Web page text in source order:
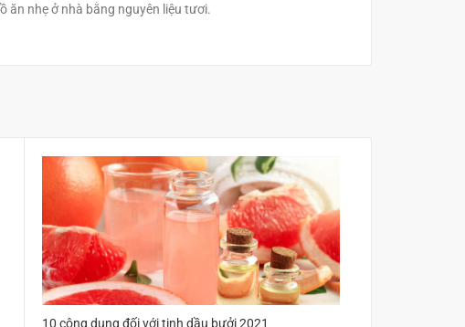
ăn nhẹ ở nhà bằng nguyên liệu tươi.
10 công dụng đối với tinh dầu bưởi 2021